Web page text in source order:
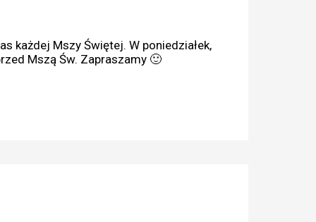
każdej Mszy Świętej. W poniedziałek,
Mszą Św. Zapraszamy 🙂